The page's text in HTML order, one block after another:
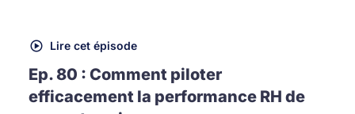
Lire cet épisode
Ep. 80 : Comment piloter
efficacement la performance RH de